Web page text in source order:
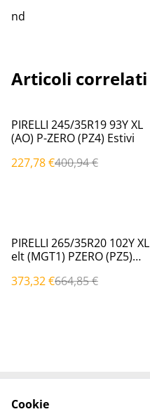
nd
Articoli correlati
%
PIRELLI 245/35R19 93Y XL
(AO) P-ZERO (PZ4) Estivi
227,78 €400,94 €
%
PIRELLI 265/35R20 102Y XL
elt (MGT1) PZERO (PZ5)
373,32 €664,85 €
Cookie